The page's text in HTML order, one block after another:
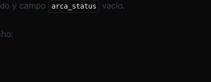
y campo
arca_status
vacío.